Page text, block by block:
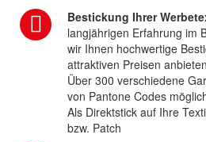
Bestickung Ihrer
langjährigen Erfahrung im
wir Ihnen hochwertige
attraktiven Preisen
Über 300 verschiedene
von Pantone Codes
Als Direktstick auf Ihre
bzw. Patch